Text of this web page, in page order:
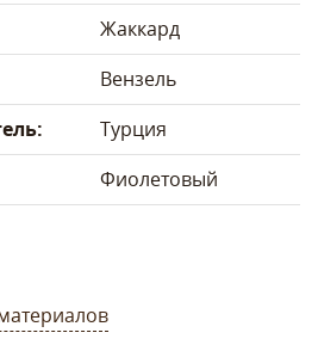
Жаккард
Вензель
Турция
Фиолетовый